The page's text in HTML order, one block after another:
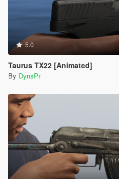
5.0
Taurus TX22 [Animated]
By DynsPr